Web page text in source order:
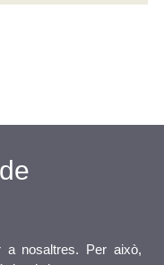
a nosaltres. Per això,